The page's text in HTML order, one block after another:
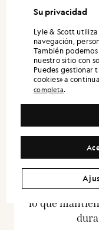
«Desde el
a la
lo que
Su privacidad
Lyle & Scott
navegación,
También
nuestro sitio con
Puedes gestionar
cookies» a
completa.